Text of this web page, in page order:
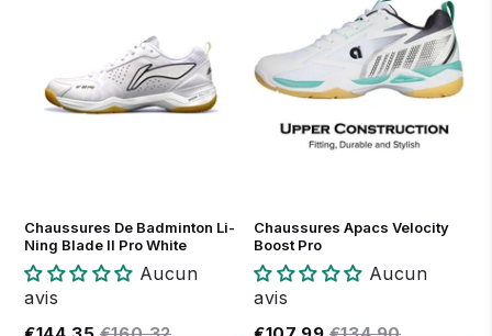
Chaussures De Badminton Li-
Ning Blade II Pro White
Aucun
avis
Chaussures Apacs Velocity
Boost Pro
Aucun
avis